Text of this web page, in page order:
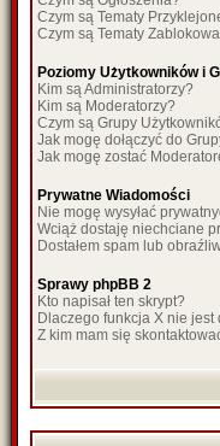
Czym są Tematy
Czym są Tematy
Poziomy Użytkowników i
Kim są Administratorzy?
Kim są Moderatorzy?
Czym są Grupy
Jak mogę dołączyć do
Jak mogę zostać
Prywatne Wiadomości
Nie mogę wysyłać
Wciąż dostaję niechciane
Dostałem spam lub
Sprawy phpBB 2
Kto napisał ten skrypt?
Dlaczego funkcja X nie jest
Z kim mam się